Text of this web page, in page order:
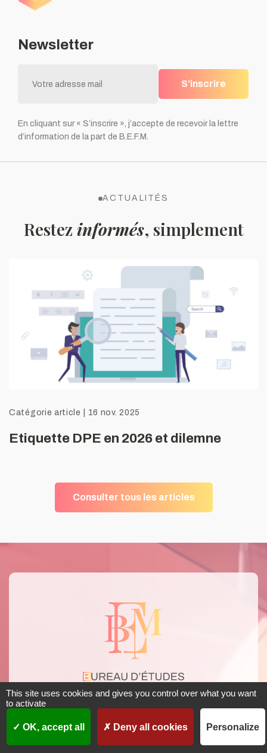
Newsletter
S’inscrire
En cliquant sur « S’inscrire », j’accepte de recevoir la lettre
d’information de la part de B.E.F.M.
ACTUALITÉS
Restez informés, simplement
Catégorie article 16 nov. 2025
Etiquette DPE en 2026 et dilemne
Consulter tous les articles
RETROUVEZ
B.E.F.M
This site uses cookies and gives you control over what you want
to activate
OK, accept all Deny all cookies Personalize